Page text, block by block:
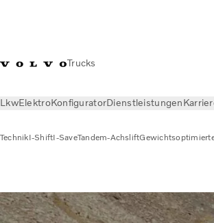
Trucks
LkwElektroKonfiguratorDienstleistungen
TechnikI-ShiftI-SaveTandem-Achslift